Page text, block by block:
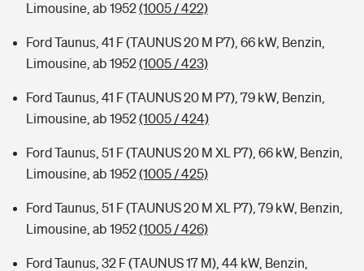
Limousine, ab 1952(1005 / 422)
Ford Taunus, 41 F (TAUNUS 20 M P7), 66 kW, Benzin,
Limousine, ab 1952(1005 / 423)
Ford Taunus, 41 F (TAUNUS 20 M P7), 79 kW, Benzin,
Limousine, ab 1952(1005 / 424)
Ford Taunus, 51 F (TAUNUS 20 M XL P7), 66 kW, Benzin,
Limousine, ab 1952(1005 / 425)
Ford Taunus, 51 F (TAUNUS 20 M XL P7), 79 kW, Benzin,
Limousine, ab 1952(1005 / 426)
Ford Taunus, 32 F (TAUNUS 17 M), 44 kW, Benzin,